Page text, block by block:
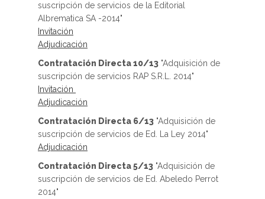
suscripción de servicios de la Editorial
Albrematica SA -2014"
Invitación
Adjudicación
Contratación Directa 10/13 "Adquisición de
suscripción de servicios RAP S.R.L. 2014"
Invitación
Adjudicación
Contratación Directa 6/13 "Adquisición de
suscripción de servicios de Ed. La Ley 2014"
Adjudicación
Contratación Directa 5/13 "Adquisición de
suscripción de servicios de Ed. Abeledo Perrot
2014"